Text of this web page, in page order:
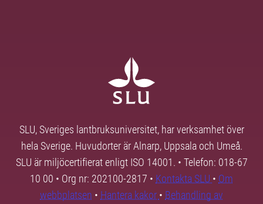
SLU, Sveriges lantbruksuniversitet, har verksamhet över
hela Sverige. Huvudorter är Alnarp, Uppsala och Umeå.
SLU är miljöcertifierat enligt ISO 14001. • Telefon: 018-67
10 00 • Org nr: 202100-2817 • Kontakta SLU • Om
webbplatsen • Hantera kakor • Behandling av